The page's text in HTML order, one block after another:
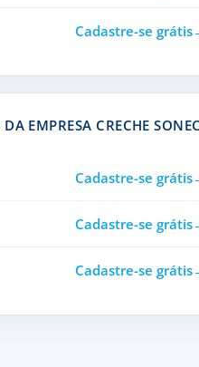
Cadastre-se grátis
EMPRESA CRECHE
Cadastre-se grátis
Cadastre-se grátis
Cadastre-se grátis